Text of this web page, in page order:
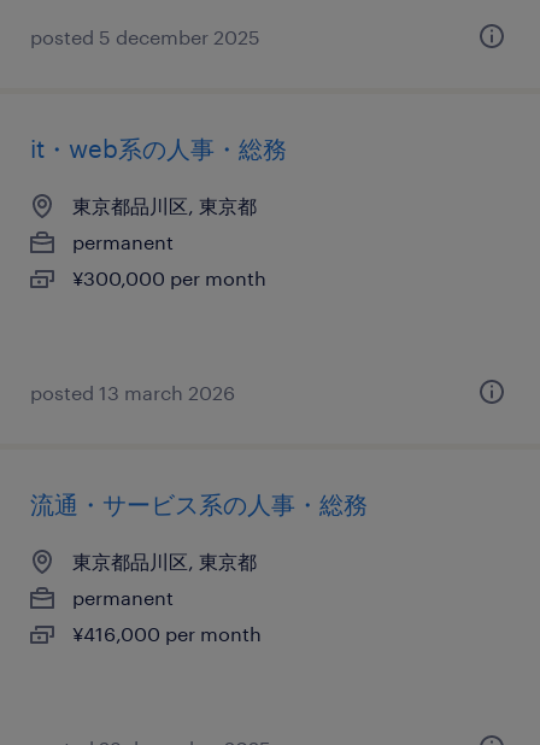
posted 5 december 2025
it・web系の人事・総務
東京都品川区, 東京都
permanent
¥300,000 per month
posted 13 march 2026
流通・サービス系の人事・総務
東京都品川区, 東京都
permanent
¥416,000 per month